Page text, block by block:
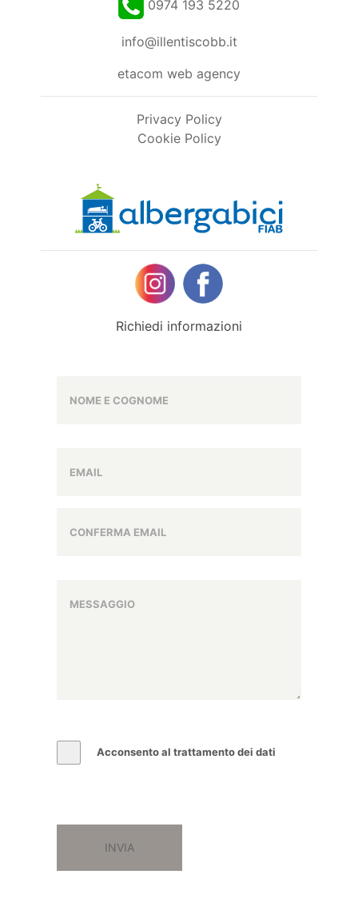
0974 193 5220
info@illentiscobb.it
etacom web agency
Privacy Policy
Cookie Policy
Richiedi informazioni
Acconsento al trattamento dei dati
INVIA